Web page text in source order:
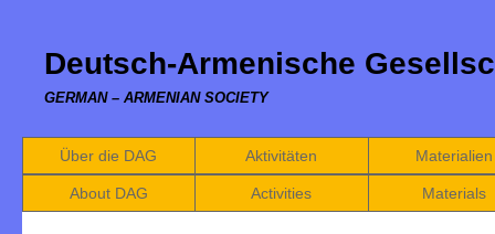
Deutsch-Armenische
GERMAN – ARMENIAN SOCIETY
Über die DAG Aktivitäten Materialien
About DAG Activities Materials